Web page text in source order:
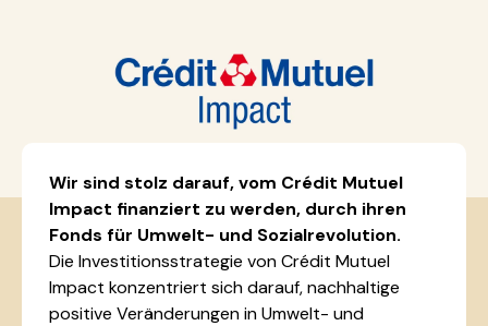
Wir sind stolz darauf, vom Crédit Mutuel
Impact finanziert zu werden, durch ihren
Fonds für Umwelt- und Sozialrevolution.
Die Investitionsstrategie von Crédit Mutuel
Impact konzentriert sich darauf, nachhaltige
positive Veränderungen in Umwelt- und